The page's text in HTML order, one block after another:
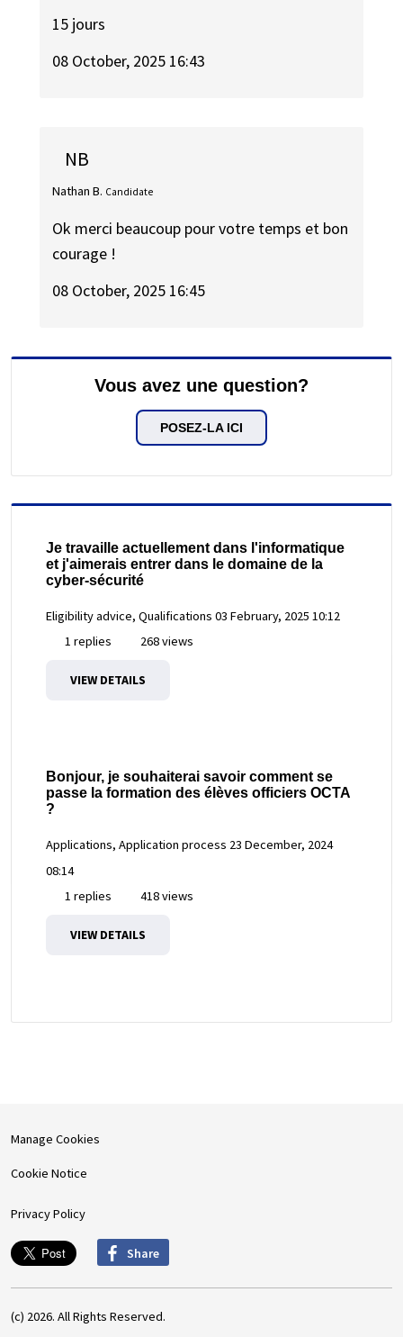
15 jours
08 October, 2025 16:43
NB
Nathan B. Candidate
Ok merci beaucoup pour votre temps et bon
courage !
08 October, 2025 16:45
Vous avez une question?
POSEZ-LA ICI
Je travaille actuellement dans l'informatique
et j'aimerais entrer dans le domaine de la
cyber-sécurité
Eligibility advice, Qualifications 03 February, 2025 10:12
1 replies
268 views
VIEW DETAILS
Bonjour, je souhaiterai savoir comment se
passe la formation des élèves officiers OCTA
?
Applications, Application process 23 December, 2024
08:14
1 replies
418 views
VIEW DETAILS
Manage Cookies
Cookie Notice
Privacy Policy
Share
(c) 2026. All Rights Reserved.